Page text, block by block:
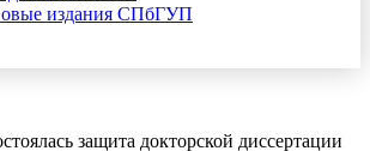
издания СПбГУП
защита докторской диссертации